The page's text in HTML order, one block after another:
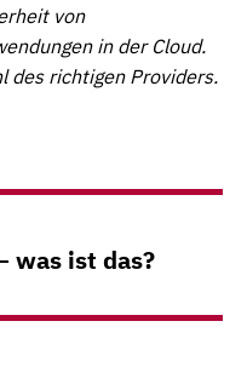
von
in der Cloud.
des richtigen Providers.
was ist das?